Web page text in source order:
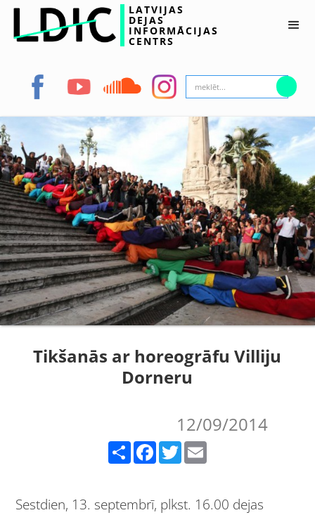
LATVIJAS
DEJAS
INFORMĀCIJAS
CENTRS
Tikšanās ar horeogrāfu Villiju
Dorneru
12/09/2014
Facebook Twitter
Sestdien, 13. septembrī, plkst. 16.00 dejas